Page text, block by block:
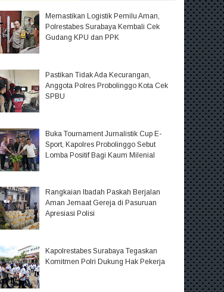
Memastikan Logistik Pemilu Aman,
Polrestabes Surabaya Kembali Cek
Gudang KPU dan PPK
Pastikan Tidak Ada Kecurangan,
Anggota Polres Probolinggo Kota Cek
SPBU
Buka Tournament Jurnalistik Cup E-
Sport, Kapolres Probolinggo Sebut
Lomba Positif Bagi Kaum Milenial
Rangkaian Ibadah Paskah Berjalan
Aman Jemaat Gereja di Pasuruan
Apresiasi Polisi
Kapolrestabes Surabaya Tegaskan
Komitmen Polri Dukung Hak Pekerja